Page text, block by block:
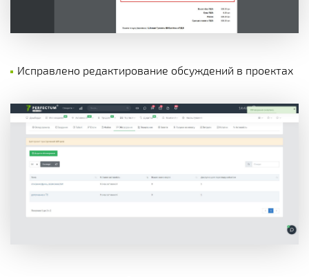
Исправлено редактирование обсуждений в проектах